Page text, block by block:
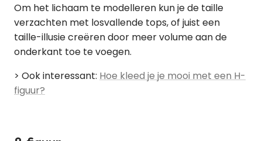
Om het lichaam te modelleren kun je de taille
verzachten met losvallende tops, of juist een
taille-illusie creëren door meer volume aan de
onderkant toe te voegen.
> Ook interessant: Hoe kleed je je mooi met een H-
figuur?